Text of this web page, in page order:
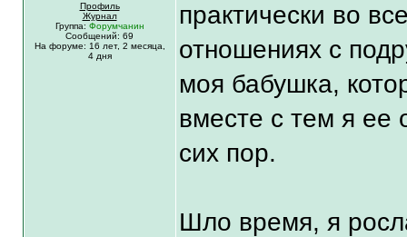
Профиль
Журнал
Группа: Форумчанин
Сообщений: 69
На форуме: 16 лет, 2 месяца,
4 дня
практически во
отношениях с
моя бабушка,
вместе с тем я ее
сих пор.
Шло время, я